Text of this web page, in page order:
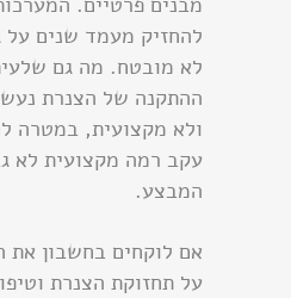
להחזיק מעמד שנים על
לא מובטח. מה גם
ההתקנה של הצנרת
ולא מקצועית, במטרה
עקב רמה מקצועית לא
המבצע.
אם לוקחים בחשבון את
על תחזוקת הצנרת